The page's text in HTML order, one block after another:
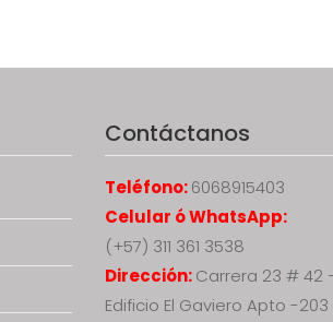
Contáctanos
Teléfono:6068915403
Celular ó WhatsApp:
(+57) 311 361 3538
Dirección:Carrera 23 # 42
Edificio El Gaviero Apto -203